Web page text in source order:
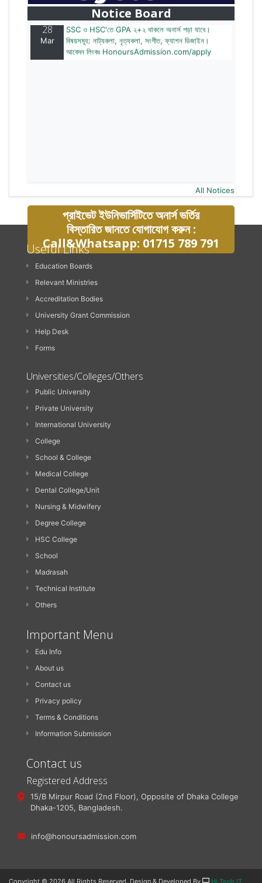
Notice Board
আবেদন লিংকঃ HonoursAdmission.com/apply
28
Mar
SSC ও HSC'তে GPA ২+২ থাকলে অনার্স পড়া যাবে।
বিষয়সমূহ: নাট্যকলা, নৃত্যকলা, সংগীত, ফ্যাশন ডিজাইন।
আবেদন লিংকঃ HonoursAdmission.com/apply
All Notices
প্রাইভেট ইউনিভার্সিটিতে অনার্স ভর্তির
বিস্তারিত জানতে যোগাযোগ করুন :
Call&Whatsapp: 01715 789 791
Useful Links
Education Boards
Relevant Ministries
Accreditation Bodies
University Grant Commission
Help Desk
Forms
Universities/Colleges/Others
Public University
Private University
International University
College
School & College
Medical College
Dental College/Unit
Nursing & Midwifery
Degree College
HSC College
School
Madrasah
Technical Institute
Others
Important Menu
Edu Info
About us
Contact us
Privacy policy
Terms & Conditions
Information Submission
Contact us
Registered Address
15/B Mirpur Road (2nd Floor), Opposite of Dhaka College
Dhaka-1205, Bangladesh.
info@honoursadmission.com
Copyright © 2026 All Rights Reserved. Design & Developed By Hi Tech IT